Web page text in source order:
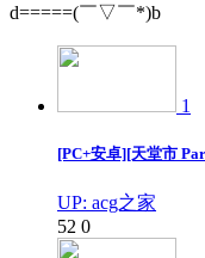
d=====(￣▽￣*)b
1
[PC+安卓][天堂市
UP: acg之家
52 0